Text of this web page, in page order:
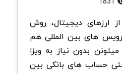
ارزهای دیجیتال، روش
های بین المللی هم
بدون نیاز به ویزا
حساب های بانکی بین